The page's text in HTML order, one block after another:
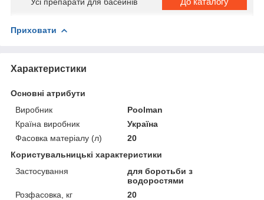
Приховати
Характеристики
Основні атрибути
Виробник
Poolman
Країна виробник
Україна
Фасовка матеріалу (л)
20
Користувальницькі характеристики
Застосування
для боротьби з
водоростями
Розфасовка, кг
20